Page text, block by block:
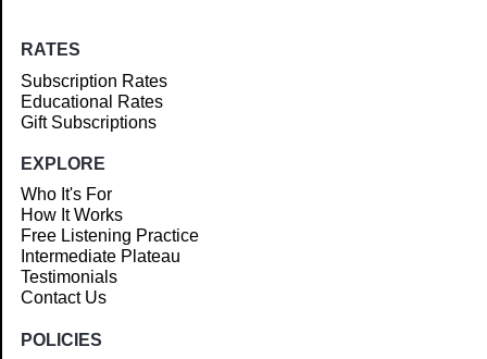
RATES
Subscription Rates
Educational Rates
Gift Subscriptions
EXPLORE
Who It's For
How It Works
Free Listening Practice
Intermediate Plateau
Testimonials
Contact Us
POLICIES